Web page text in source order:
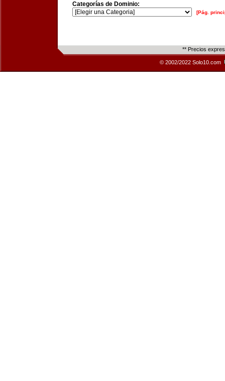
Categorías de Dominio:
[Pág.
** Precios
© 2002/2022 Solo10.com